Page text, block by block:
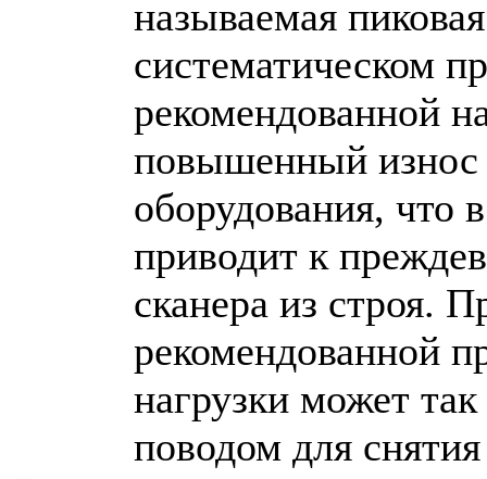
называемая
систематическом
рекомендованной
повышенный износ
оборудования, что
приводит к
сканера из строя.
рекомендованной
нагрузки может
поводом для